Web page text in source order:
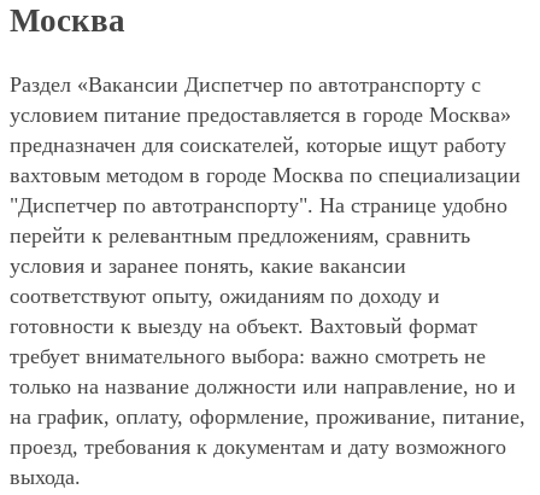
Москва
Раздел «Вакансии Диспетчер по автотранспорту с
условием питание предоставляется в городе Москва»
предназначен для соискателей, которые ищут работу
вахтовым методом в городе Москва по специализации
"Диспетчер по автотранспорту". На странице удобно
перейти к релевантным предложениям, сравнить
условия и заранее понять, какие вакансии
соответствуют опыту, ожиданиям по доходу и
готовности к выезду на объект. Вахтовый формат
требует внимательного выбора: важно смотреть не
только на название должности или направление, но и
на график, оплату, оформление, проживание, питание,
проезд, требования к документам и дату возможного
выхода.